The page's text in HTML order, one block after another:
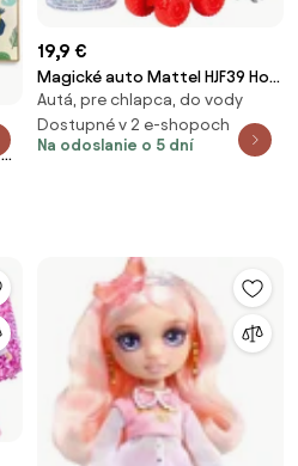
19,9 €
Magické auto Mattel HJF39 Hot
Wheels Monster Trucks Color
Reveal
Autá, pre chlapca, do vody
Dostupné v 2 e-shopoch
Na odoslanie o 5 dní